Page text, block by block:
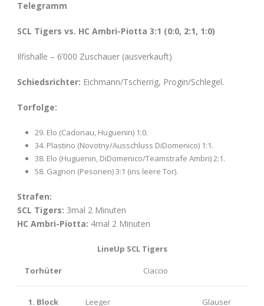
Telegramm
SCL Tigers vs. HC Ambri-Piotta 3:1 (0:0, 2:1, 1:0)
Ilfishalle – 6’000 Zuschauer (ausverkauft)
Schiedsrichter: Eichmann/Tscherrig, Progin/Schlegel.
Torfolge:
29. Elo (Cadonau, Huguenin) 1:0.
34. Plastino (Novotny/Ausschluss DiDomenico) 1:1.
38. Elo (Huguenin, DiDomenico/Teamstrafe Ambri) 2:1.
58. Gagnon (Pesonen) 3:1 (ins leere Tor).
Strafen:
SCL Tigers: 3mal 2 Minuten
HC Ambri-Piotta: 4mal 2 Minuten
LineUp SCL Tigers
Torhüter Ciaccio
1. Block Leeger Glauser